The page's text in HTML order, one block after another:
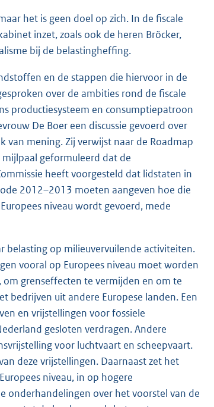
het is geen doel op zich. In de fiscale
inzet, zoals ook de heren Bröcker,
bij de belastingheffing.
en de stappen die hiervoor in de
over de ambities rond de fiscale
productiesysteem en consumptiepatroon
De Boer een discussie gevoerd over
mening. Zij verwijst naar de Roadmap
mijlpaal geformuleerd dat de
heeft voorgesteld dat lidstaten in
2012–2013 moeten aangeven hoe die
niveau wordt gevoerd, mede
belasting op milieuvervuilende activiteiten.
vooral op Europees niveau moet worden
om grenseffecten te vermijden en om te
bedrijven uit andere Europese landen. Een
en vrijstellingen voor fossiele
gesloten verdragen. Andere
voor luchtvaart en scheepvaart.
deze vrijstellingen. Daarnaast zet het
niveau, in op hogere
onderhandelingen over het voorstel van de